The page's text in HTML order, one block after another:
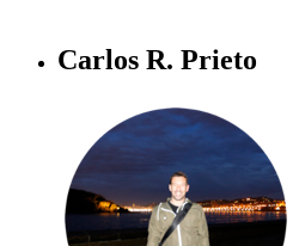
Carlos R. Prieto